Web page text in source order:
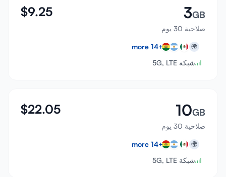
3GB
صلاحية 30 يوم
$9.25
🌍
+
14
شبكة 5G, LTE
10GB
صلاحية 30 يوم
$22.05
🌍
+
14
شبكة 5G, LTE